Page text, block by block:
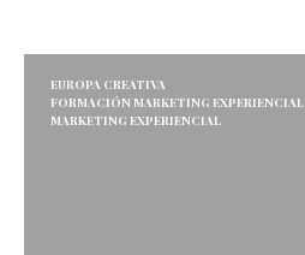
EUROPA CREATIVA
FORMACIÓN MARKETING EXPERIENCIAL
MARKETING EXPERIENCIAL